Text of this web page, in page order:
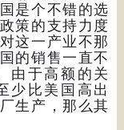
是个不错的选
策的支持力度
这一产业不那
的销售一直不
由于高额的关
少比美国高出
生产，那么其